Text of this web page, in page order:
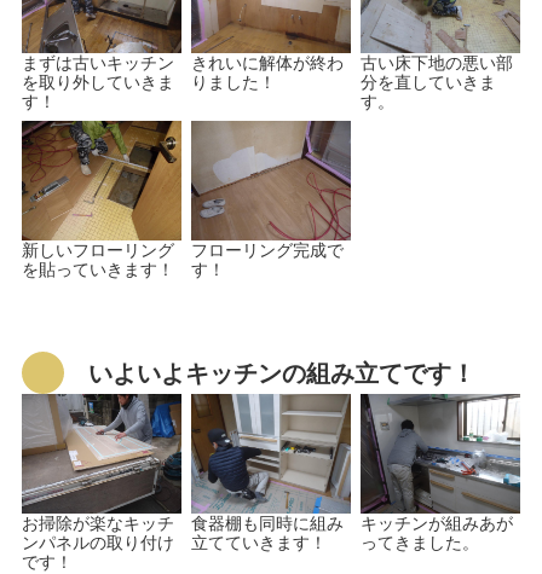
まずは古いキッチン
を取り外していきま
す！
きれいに解体が終わ
りました！
古い床下地の悪い部
分を直していきま
す。
新しいフローリング
を貼っていきます！
フローリング完成で
す！
いよいよキッチンの組み立てです！
お掃除が楽なキッチ
ンパネルの取り付け
です！
食器棚も同時に組み
立てていきます！
キッチンが組みあが
ってきました。